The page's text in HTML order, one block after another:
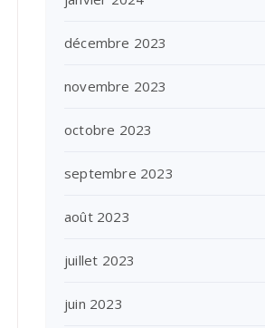
décembre 2023
novembre 2023
octobre 2023
septembre 2023
août 2023
juillet 2023
juin 2023